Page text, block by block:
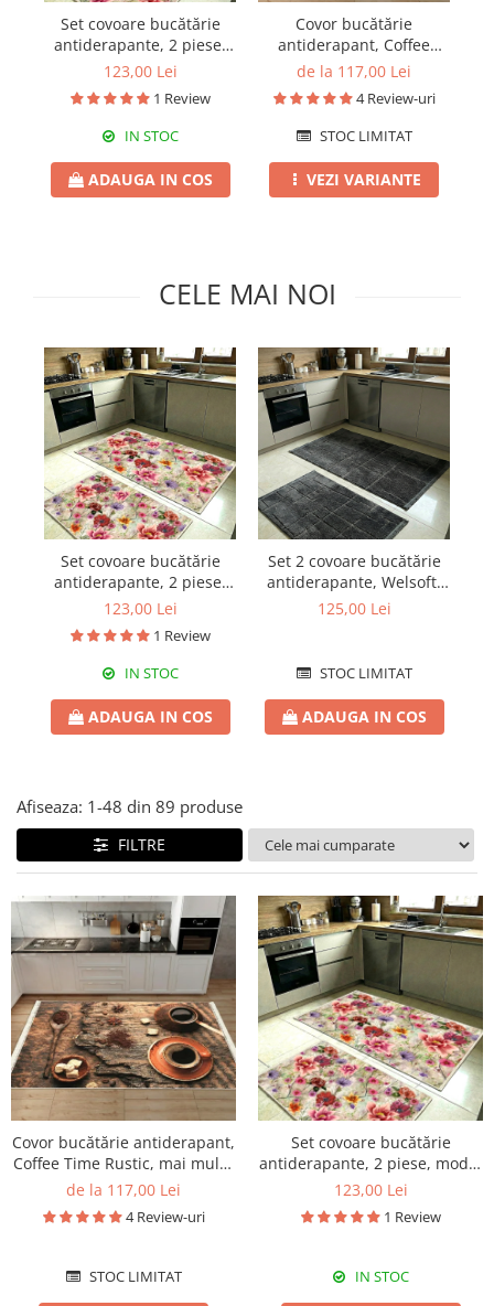
Pilote cu blăniță
Set covoare bucătărie
antiderapante, 2 piese,
model floral multicolor
123,00 Lei
1 Review
IN STOC
ADAUGA IN COS
Covor bucătărie
antiderapant, Coffee
Time Rustic, mai multe
dimensiuni
de la 117,00 Lei
4 Review-uri
STOC LIMITAT
VEZI VARIANTE
CELE MAI NOI
Set covoare bucătărie
antiderapante, 2 piese,
model floral multicolor
123,00 Lei
1 Review
IN STOC
ADAUGA IN COS
Set 2 covoare bucătărie
antiderapante, Welsoft,
model texturat antracit
125,00 Lei
STOC LIMITAT
ADAUGA IN COS
Afiseaza: 1-48 din 89 produse
FILTRE
Covor bucătărie antiderapant,
Coffee Time Rustic, mai multe
dimensiuni
de la 117,00 Lei
4 Review-uri
STOC LIMITAT
Set covoare bucătărie
antiderapante, 2 piese, model
floral multicolor
123,00 Lei
1 Review
IN STOC